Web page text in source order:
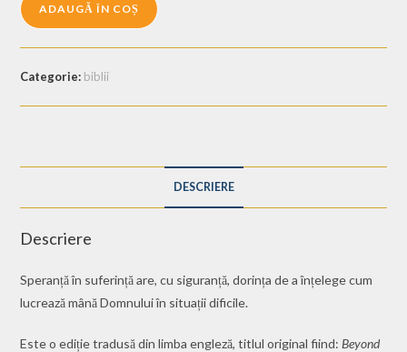
ADAUGĂ ÎN COȘ
Categorie: biblii
DESCRIERE
Descriere
Speranță în suferință are, cu siguranță, dorința de a înțelege cum
lucrează mână Domnului în situații dificile.
Este o ediție tradusă din limba engleză, titlul original fiind:Beyond